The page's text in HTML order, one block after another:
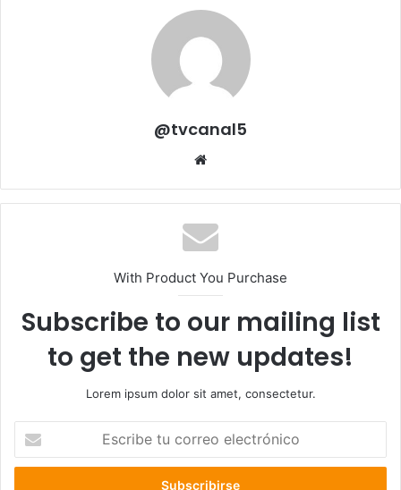
@tvcanal5
With Product You Purchase
Subscribe to our mailing list
to get the new updates!
Lorem ipsum dolor sit amet, consectetur.
correo